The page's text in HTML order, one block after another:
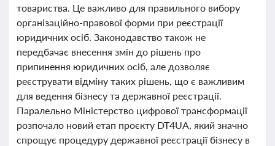
товариства. Це важливо для правильного вибору
організаційно-правової форми при реєстрації
юридичних осіб. Законодавство також не
передбачає внесення змін до рішень про
припинення юридичних осіб, але дозволяє
реєструвати відміну таких рішень, що є важливим
для ведення бізнесу та державної реєстрації.
Паралельно Міністерство цифрової трансформації
розпочало новий етап проєкту DT4UA, який значно
спрощує процедуру державної реєстрації бізнесу в